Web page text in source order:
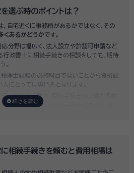
選ぶ時のポイントは？
自宅近くに事務所があるかではなく、その
くあるかどうかです。
分野は幅広く、法人設立や許認可申請など
政書士に相続手続きの相談をしても、期待
。
理士試験の必修科目でないことから資格試
にとっては専門外となります。
っている士業や、相続手続きの実績が多数
ーズで間違いのない相続手続きのために非常
相続手続きを頼むと費用相場は